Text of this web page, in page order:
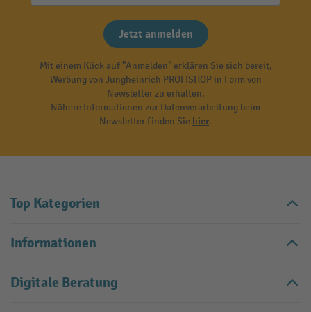
Jetzt anmelden
Mit einem Klick auf "Anmelden" erklären Sie sich bereit,
Werbung von Jungheinrich PROFISHOP in Form von
Newsletter zu erhalten.
Nähere Informationen zur Datenverarbeitung beim
Newsletter finden Sie hier.
Top Kategorien
Informationen
Digitale Beratung